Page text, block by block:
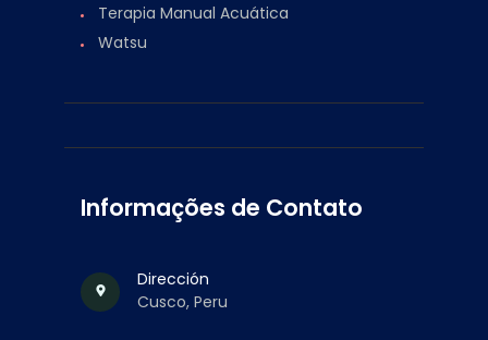
Terapia Manual Acuática
Watsu
Informações de Contato
Dirección
Cusco, Peru